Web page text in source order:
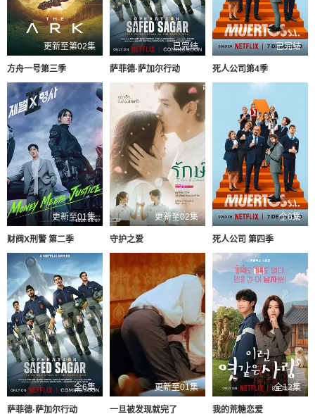
更新至第02集
方舟一号第三季
已完结
萨菲德·萨加尔行动
已完结
死人公司第4季
更新至01集
财阀X刑警 第二季
更新至02集
守护之爱
全6集
死人公司 第四季
全6集
萨菲德·萨加尔行动
更新至01集
一旦被发现就完了
全12集
我的荒糖恋爱